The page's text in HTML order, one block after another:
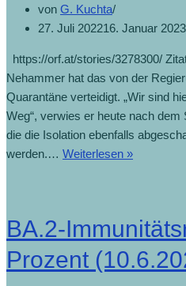
von G. Kuchta
27. Juli 202216. Januar 2023
https://orf.at/stories/3278300/
Nehammer hat das von der
Quarantäne verteidigt. „Wir sind
Weg“, verwies er heute nach
die die Isolation ebenfalls
werden.… Weiterlesen »
BA.2-
Prozent